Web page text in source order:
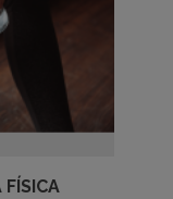
FÍSICA